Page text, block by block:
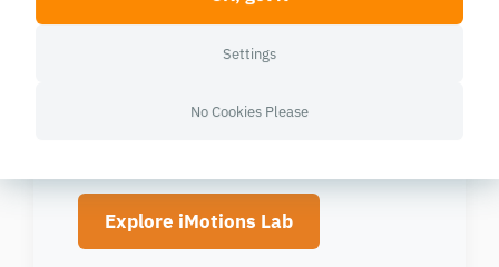
Emotion Detection
Software setup?
See technical specifications and
Explore iMotions Lab
Settings
No Cookies Please